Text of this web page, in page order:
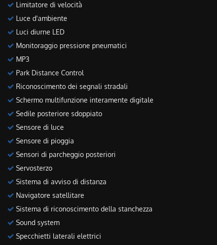
Limitatore di velocità
Luce d'ambiente
Luci diurne LED
Monitoraggio pressione pneumatici
MP3
Park Distance Control
Riconoscimento dei segnali stradali
Schermo multifunzione interamente digitale
Sedile posteriore sdoppiato
Sensore di luce
Sensore di pioggia
Sensori di parcheggio posteriori
Servosterzo
Sistema di avviso di distanza
Navigatore satellitare
Sistema di riconoscimento della stanchezza
Sound system
Specchietti laterali elettrici